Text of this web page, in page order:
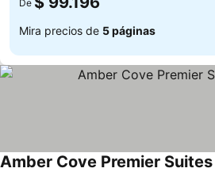
De
Mira precios de 5 páginas
Amber Cove Premier